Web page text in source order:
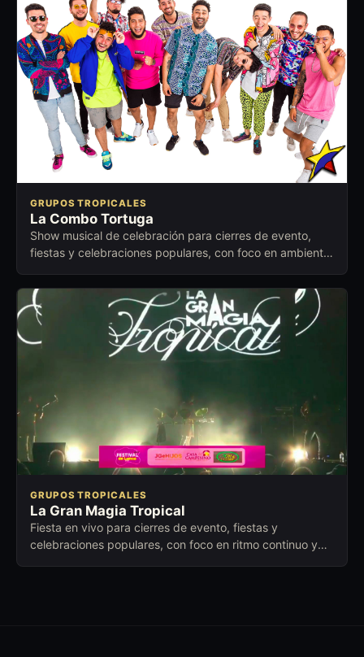
GRUPOS TROPICALES
La Combo Tortuga
Show musical de celebración para cierres de evento,
fiestas y celebraciones populares, con foco en ambiente
GRUPOS TROPICALES
La Gran Magia Tropical
Fiesta en vivo para cierres de evento, fiestas y
celebraciones populares, con foco en ritmo continuo y